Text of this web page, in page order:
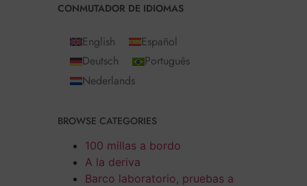
CONMUTADOR DE IDIOMAS
English
Español
Deutsch
Português
Nederlands
BROWSE CATEGORIES
100 millas a bordo
A la deriva
Barco laboratorio, pruebas a